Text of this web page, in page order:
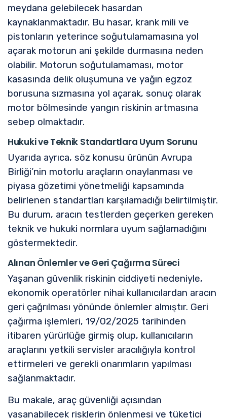
meydana gelebilecek hasardan
kaynaklanmaktadır. Bu hasar, krank mili ve
pistonların yeterince soğutulamamasına yol
açarak motorun ani şekilde durmasına neden
olabilir. Motorun soğutulamaması, motor
kasasında delik oluşumuna ve yağın egzoz
borusuna sızmasına yol açarak, sonuç olarak
motor bölmesinde yangın riskinin artmasına
sebep olmaktadır.
Hukuki ve Teknik Standartlara Uyum Sorunu
Uyarıda ayrıca, söz konusu ürünün Avrupa
Birliği’nin motorlu araçların onaylanması ve
piyasa gözetimi yönetmeliği kapsamında
belirlenen standartları karşılamadığı belirtilmiştir.
Bu durum, aracın testlerden geçerken gereken
teknik ve hukuki normlara uyum sağlamadığını
göstermektedir.
Alınan Önlemler ve Geri Çağırma Süreci
Yaşanan güvenlik riskinin ciddiyeti nedeniyle,
ekonomik operatörler nihai kullanıcılardan aracın
geri çağrılması yönünde önlemler almıştır. Geri
çağırma işlemleri, 19/02/2025 tarihinden
itibaren yürürlüğe girmiş olup, kullanıcıların
araçlarını yetkili servisler aracılığıyla kontrol
ettirmeleri ve gerekli onarımların yapılması
sağlanmaktadır.
Bu makale, araç güvenliği açısından
yaşanabilecek risklerin önlenmesi ve tüketici